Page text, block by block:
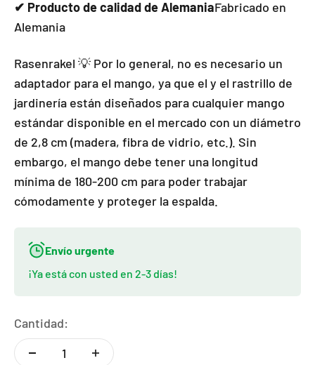
✔ Producto de calidad de AlemaniaFabricado en
Alemania
Rasenrakel 💡 Por lo general, no es necesario un
adaptador para el mango, ya que el y el rastrillo de
jardinería están diseñados para cualquier mango
estándar disponible en el mercado con un diámetro
de 2,8 cm (madera, fibra de vidrio, etc.). Sin
embargo, el mango debe tener una longitud
mínima de 180-200 cm para poder trabajar
cómodamente y proteger la espalda.
Envío urgente
¡Ya está con usted en 2-3 días!
Cantidad: